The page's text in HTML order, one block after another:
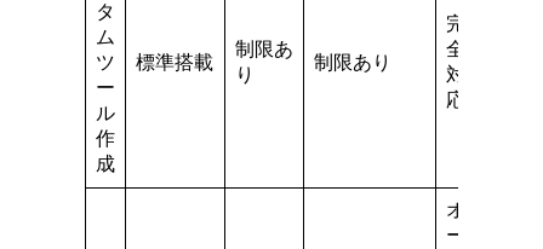
タ
ム
ツ
ー
ル
作
成
標準搭載
制限あ
り
制限あり
完
全
対
応
オ
ー